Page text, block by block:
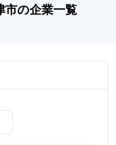
市の企業一覧